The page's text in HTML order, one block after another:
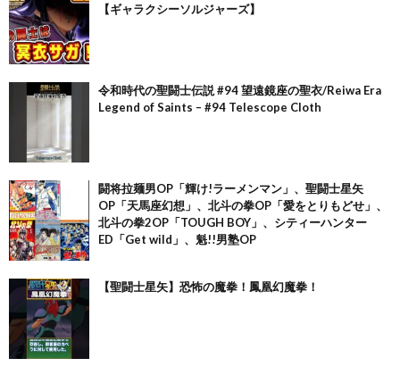
【ギャラクシーソルジャーズ】
令和時代の聖闘士伝説 #94 望遠鏡座の聖衣/Reiwa Era
Legend of Saints – #94 Telescope Cloth
闘将拉麺男OP「輝け!ラーメンマン」、聖闘士星矢
OP「天馬座幻想」、北斗の拳OP「愛をとりもどせ」、
北斗の拳2OP「TOUGH BOY」、シティーハンター
ED「Get wild」、魁!!男塾OP
【聖闘士星矢】恐怖の魔拳！鳳凰幻魔拳！